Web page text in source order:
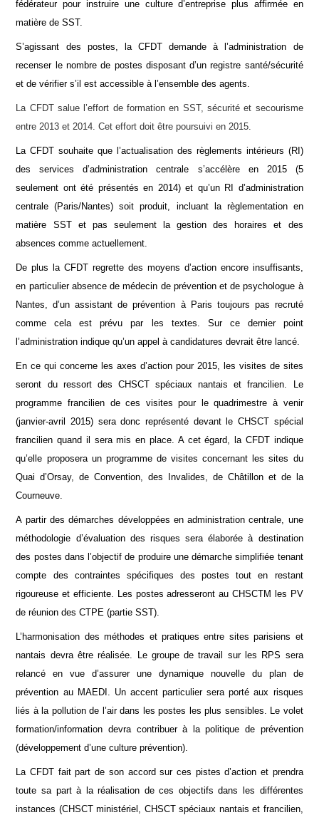
fédérateur pour instruire une culture d’entreprise plus affirmée en
matière de SST.
S’agissant des postes, la CFDT demande à l’administration de
recenser le nombre de postes disposant d’un registre santé/sécurité
et de vérifier s’il est accessible à l’ensemble des agents.
La CFDT salue l’effort de formation en SST, sécurité et secourisme
entre 2013 et 2014. Cet effort doit être poursuivi en 2015.
La CFDT souhaite que l’actualisation des règlements intérieurs (RI)
des services d’administration centrale s’accélère en 2015 (5
seulement ont été présentés en 2014) et qu’un RI d’administration
centrale (Paris/Nantes) soit produit, incluant la règlementation en
matière SST et pas seulement la gestion des horaires et des
absences comme actuellement.
De plus la CFDT regrette des moyens d’action encore insuffisants,
en particulier absence de médecin de prévention et de psychologue à
Nantes, d’un assistant de prévention à Paris toujours pas recruté
comme cela est prévu par les textes. Sur ce dernier point
l’administration indique qu’un appel à candidatures devrait être lancé.
En ce qui concerne les axes d’action pour 2015, les visites de sites
seront du ressort des CHSCT spéciaux nantais et francilien. Le
programme francilien de ces visites pour le quadrimestre à venir
(janvier-avril 2015) sera donc représenté devant le CHSCT spécial
francilien quand il sera mis en place. A cet égard, la CFDT indique
qu’elle proposera un programme de visites concernant les sites du
Quai d’Orsay, de Convention, des Invalides, de Châtillon et de la
Courneuve.
A partir des démarches développées en administration centrale, une
méthodologie d’évaluation des risques sera élaborée à destination
des postes dans l’objectif de produire une démarche simplifiée tenant
compte des contraintes spécifiques des postes tout en restant
rigoureuse et efficiente. Les postes adresseront au CHSCTM les PV
de réunion des CTPE (partie SST).
L’harmonisation des méthodes et pratiques entre sites parisiens et
nantais devra être réalisée. Le groupe de travail sur les RPS sera
relancé en vue d’assurer une dynamique nouvelle du plan de
prévention au MAEDI. Un accent particulier sera porté aux risques
liés à la pollution de l’air dans les postes les plus sensibles. Le volet
formation/information devra contribuer à la politique de prévention
(développement d’une culture prévention).
La CFDT fait part de son accord sur ces pistes d’action et prendra
toute sa part à la réalisation de ces objectifs dans les différentes
instances (CHSCT ministériel, CHSCT spéciaux nantais et francilien,